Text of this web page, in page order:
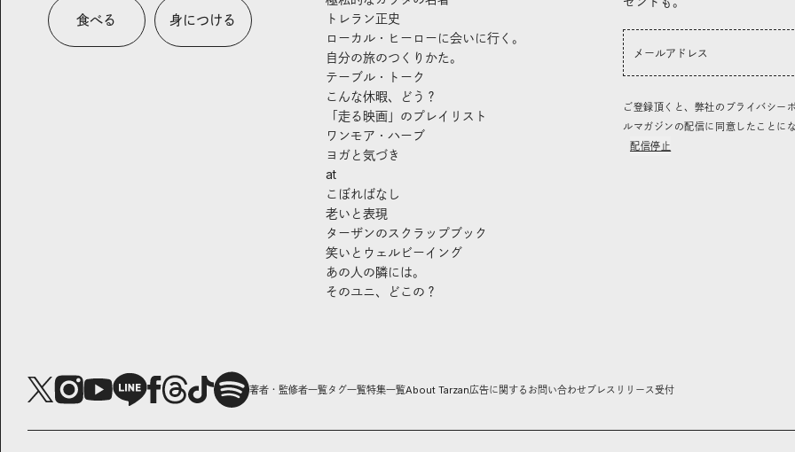
食べる 身につける
トレラン正史
ローカル・ヒーローに会いに行く。
自分の旅のつくりかた。
テーブル・トーク
こんな休暇、どう？
「走る映画」のプレイリスト
ワンモア・ハーブ
ヨガと気づき
at
こぼればなし
老いと表現
ターザンのスクラップブック
笑いとウェルビーイング
あの人の隣には。
そのユニ、どこの？
ご登録頂くと、弊社のプライバシー
ルマガジンの配信に同意したことにな
配信停止
著者・監修者一覧タグ一覧特集一覧About Tarzan広告に関するお問い合わせ プレスリリース受付